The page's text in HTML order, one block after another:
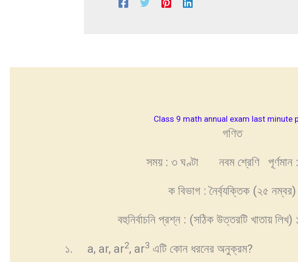
Class 9 math annual exam last minute
গণিত
সময় : ৩ ঘণ্টা নবম শ্রেণি পূর্ণমান
ক বিভাগ : নৈর্ব্যক্তিক (২৫ নম্বর)
বহুনির্বাচনি প্রশ্ন : (সঠিক উত্তরটি খাতায়
১. a, ar, ar2, ar3 এটি কোন ধরনের অনুক্রম?